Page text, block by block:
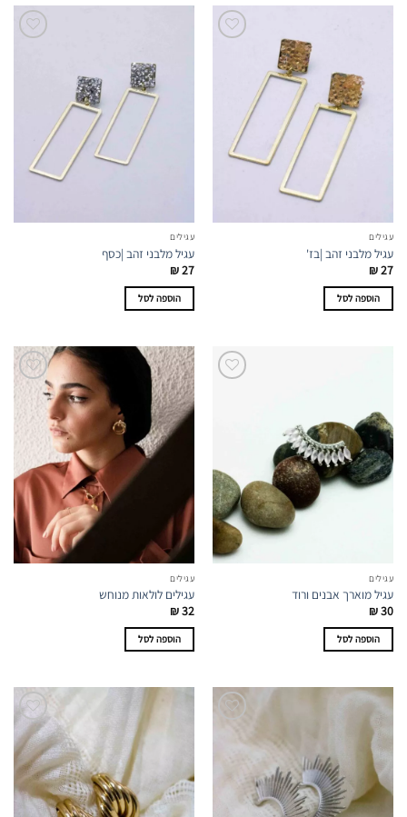
עגילים
עגיל מלבני זהב |בז'
₪27
הוספה לסל
עגילים
עגיל מלבני זהב |כסף
₪27
הוספה לסל
עגילים
עגיל מוארך אבנים ורוד
₪30
הוספה לסל
עגילים
עגילים לולאות מנוחש
₪32
הוספה לסל